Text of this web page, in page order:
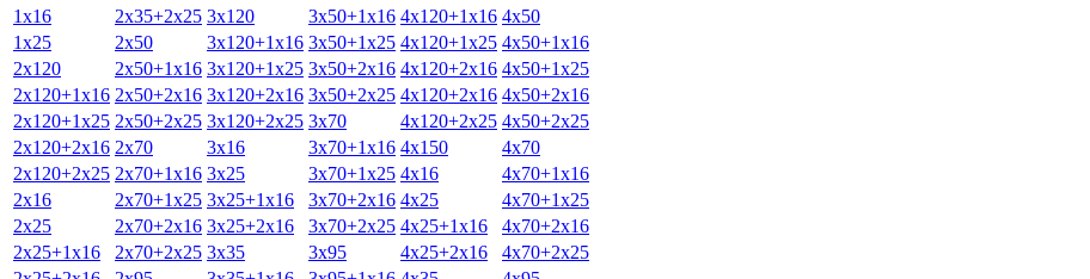
1х16 2х35+2х25 3х120 3х50+1х16 4х120+1х16 4х50
1х25
2х50 3х120+1х16 3х50+1х25 4х120+1х25 4х50+1х16
2х120
2х50+1х16 3х120+1х25 3х50+2х16 4х120+2х16 4х50+1х25
2х120+1х16 2х50+2х16 3х120+2х16 3х50+2х25 4х120+2х16 4х50+2х16
2х120+1х25 2х50+2х25 3х120+2х25 3х70 4х120+2х25 4х50+2х25
2х120+2х16 2х70 3х16 3х70+1х16 4х150
4х70
2х120+2х25 2х70+1х16 3х25 3х70+1х25 4х16
4х70+1х16
2х16
2х70+1х25 3х25+1х16 3х70+2х16 4х25
4х70+1х25
2х25
2х70+2х16 3х25+2х16 3х70+2х25 4х25+1х16
4х70+2х16
2х25+1х16
2х70+2х25 3х35 3х95 4х25+2х16
4х70+2х25